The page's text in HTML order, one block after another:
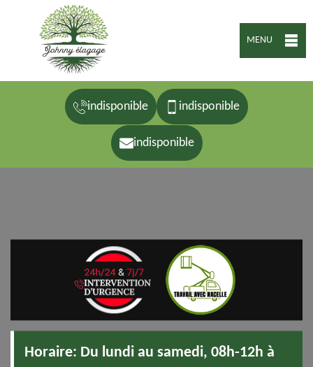
MENU
indisponible indisponible
indisponible
Horaire: Du lundi au samedi, 08h-12h à